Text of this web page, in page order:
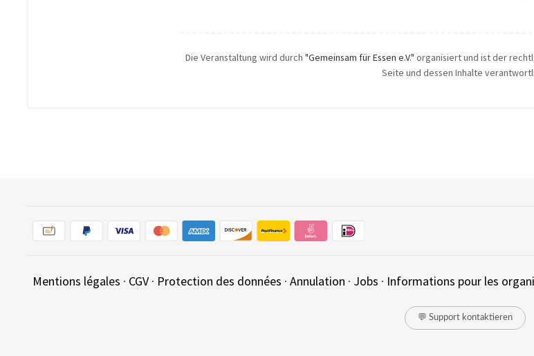
Die Veranstaltung wird durch"Gemeinsam für Essen e.V." organisiert und ist der
Seite und dessen Inhalte
Mentions légales · CGV· Protection des données · Annulation · Jobs · Informations pour les
💬 Support kontaktieren